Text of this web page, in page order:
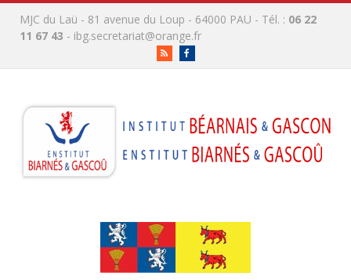
MJC du Laü - 81 avenue du Loup - 64000 PAU - Tél. : 06 22
11 67 43 - ibg.secretariat@orange.fr
RSS